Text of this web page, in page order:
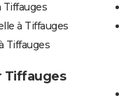
Tiffauges
à Tiffauges
Tiffauges
Tiffauges